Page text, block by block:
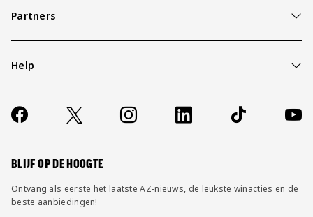
Partners
Help
Contact
FAQ
Socials
https://www.facebook.com/AZAlkmaar
X Instagram LinkedIn TikTok
BLIJF OP DE HOOGTE
Ontvang als eerste het laatste AZ-nieuws, de leukste winacties en de
beste aanbiedingen!